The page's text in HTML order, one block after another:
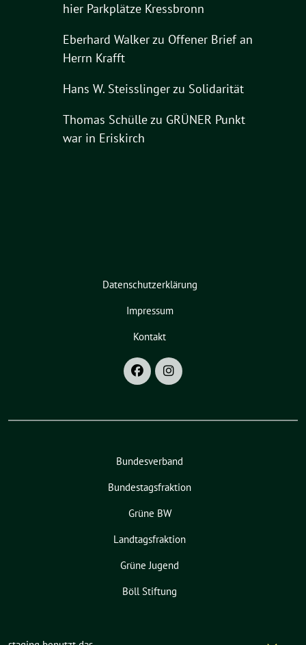
hier Parkplätze Kressbronn
Eberhard Walkerzu Offener Brief an
Herrn Krafft
Hans W. Steisslingerzu Solidarität
Thomas Schüllezu GRÜNER Punkt
war in Eriskirch
Datenschutzerklärung
Impressum
Kontakt
Bundesverband
Bundestagsfraktion
Grüne BW
Landtagsfraktion
Grüne Jugend
Böll Stiftung